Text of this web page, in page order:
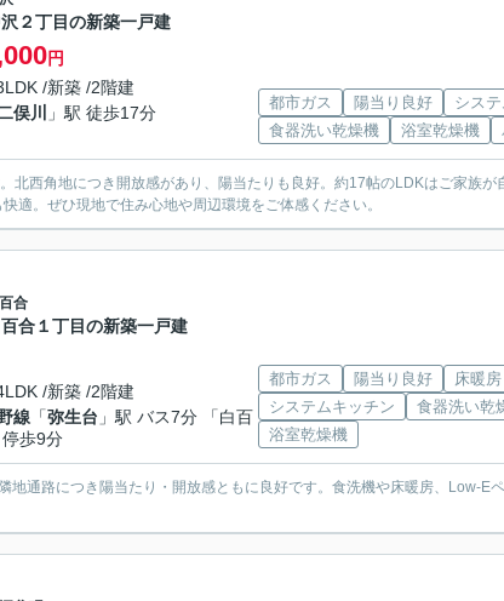
２丁目の新築一戸建
円
/新築 /2階建
俣川 」駅 徒歩17分
都市ガス 陽当り良好
シス
食器洗い乾燥機
浴室乾燥機
北西角地につき開放感があり、陽当たりも良好。約17帖のLDKはご家族が
適。ぜひ現地で住み心地や周辺環境をご体感ください。
合
合１丁目の新築一戸建
/新築 /2階建
線 「弥生台 」駅 バス7分 「白百
歩9分
都市ガス 陽当り良好
床暖房
システムキッチン
食器洗い乾
浴室乾燥機
通路につき陽当たり・開放感ともに良好です。食洗機や床暖房、Low-E